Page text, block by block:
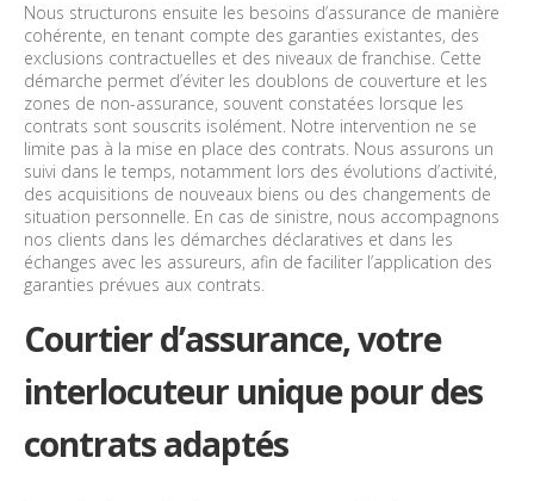
Nous structurons ensuite les besoins d’assurance de manière
cohérente, en tenant compte des garanties existantes, des
exclusions contractuelles et des niveaux de franchise. Cette
démarche permet d’éviter les doublons de couverture et les
zones de non-assurance, souvent constatées lorsque les
contrats sont souscrits isolément. Notre intervention ne se
limite pas à la mise en place des contrats. Nous assurons un
suivi dans le temps, notamment lors des évolutions d’activité,
des acquisitions de nouveaux biens ou des changements de
situation personnelle. En cas de sinistre, nous accompagnons
nos clients dans les démarches déclaratives et dans les
échanges avec les assureurs, afin de faciliter l’application des
garanties prévues aux contrats.
Courtier d’assurance, votre
interlocuteur unique pour des
contrats adaptés